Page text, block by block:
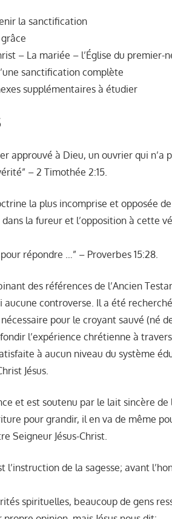
la sanctification
– La mariée – l’Église du premier-
sanctification complète
supplémentaires à étudier
approuvé à Dieu, un ouvrier qui n’a
– 2 Timothée 2:15.
la plus incomprise et opposée
la fureur et l’opposition à cette
répondre …” – Proverbes 15:28.
des références de l’Ancien
aucune controverse. Il a été
pour le croyant sauvé (né
l’expérience chrétienne à
à aucun niveau du système
Jésus.
et est soutenu par le lait sincère
pour grandir, il en va de même
Seigneur Jésus-Christ.
l’instruction de la sagesse; avant
spirituelles, beaucoup de gens